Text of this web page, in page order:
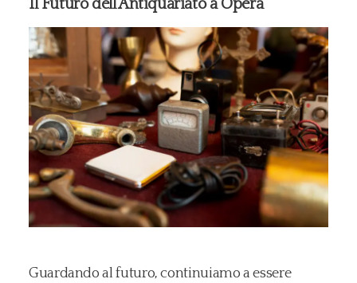
Il Futuro dell’Antiquariato a Opera
Guardando al futuro, continuiamo a essere